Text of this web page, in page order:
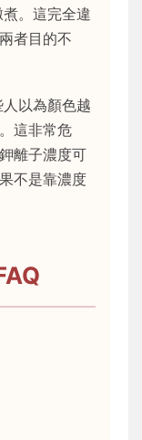
煮。這完全違
者目的不
以為顏色越
這非常危
離子濃度可
不是靠濃度